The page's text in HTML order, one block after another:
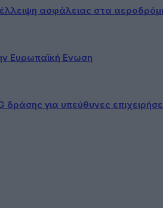
ασφάλειας στα
Ευρωπαϊκή Ενωση
για υπεύθυνες